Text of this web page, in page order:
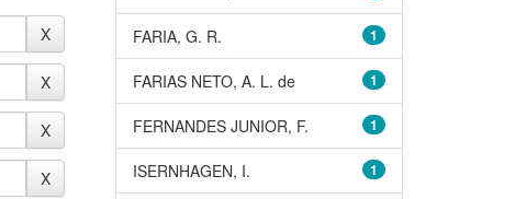
1
FARIA, G. R.
1
FARIAS NETO, A. L. de
1
FERNANDES JUNIOR, F.
1
ISERNHAGEN, I.